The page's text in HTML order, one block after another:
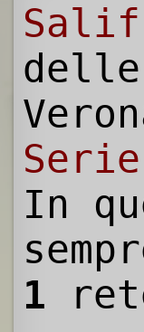
Salif
delle
In
1